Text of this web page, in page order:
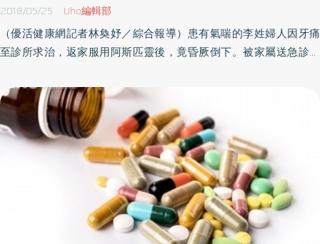
2018/05/25 Uho編輯部
（優活健康網記者林奐妤／綜合報導）患有氣喘的李姓婦人因牙痛
至診所求治，返家服用阿斯匹靈後，竟昏厥倒下。被家屬送急診，
房治療。2至25％氣喘患者對阿斯匹靈過敏 呼吸、鼻部症狀要小心
桃園醫院內科加護病房護理師陳秋芬說明，阿斯匹靈（Aspirin）屬
於非類固醇消炎止痛劑，是目前世界上應用最廣泛的藥物，具有強
力的消炎鎮痛效果。但國外研究指出，2至25％氣喘患者對阿斯匹靈
過敏，且多發生於成人。過敏情形多在服用阿斯匹靈後幾分鐘或2小
時內發作，反應程度通常與劑量有關，如流鼻涕、鼻塞、眼睛腫脹
或癢、臉和脖子發紅、呼吸困難、呼吸咻咻聲、嚴重會導致休克、
意識喪失，甚至停止呼吸。緊急處置採舒適坐姿、使用擴張劑 儘
速送醫氣喘發作時，緊急處置很重要。首先協助採舒適坐姿，身體